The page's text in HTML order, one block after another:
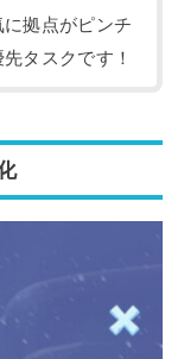
拠点がピンチ
タスクです！